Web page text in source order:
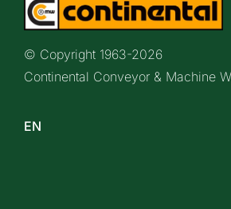
© Copyright 1963-2026
Continental Conveyor & Machine
EN